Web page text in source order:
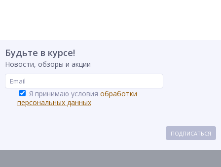
Будьте в курсе!
Новости, обзоры и акции
Я принимаю условия обработки
персональных данных
ПОДПИСАТЬСЯ